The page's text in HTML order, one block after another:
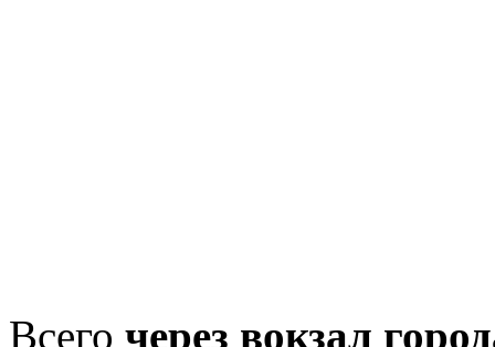
Всего через вокзал